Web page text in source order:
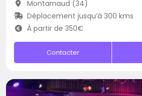
Montarnaud (34)
Déplacement jusqu’à 300 kms
À partir de 350€
Contacter